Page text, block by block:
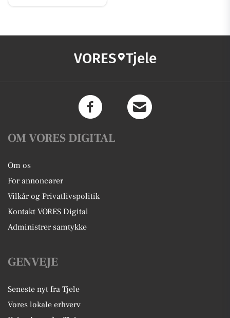
VORES Tjele
OM VORES DIGITAL
Om os
For annoncører
Vilkår og Privatlivspolitik
Kontakt VORES Digital
Administrer samtykke
GENVEJE
Seneste nyt fra Tjele
Vores lokale erhverv